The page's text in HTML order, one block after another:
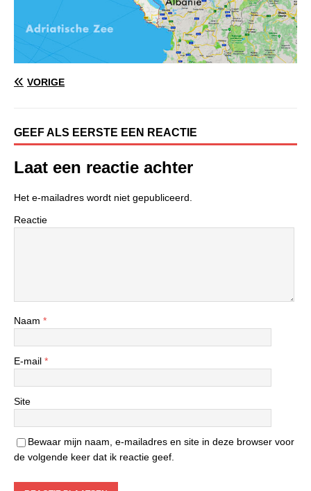
VORIGE
GEEF ALS EERSTE EEN REACTIE
Laat een reactie achter
Het e-mailadres wordt niet gepubliceerd.
Reactie
Naam *
E-mail *
Site
Bewaar mijn naam, e-mailadres en site in deze browser voor
de volgende keer dat ik reactie geef.